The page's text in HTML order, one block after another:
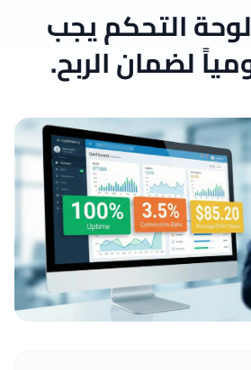
لوحة التحكم يجب
لضمان الربح.